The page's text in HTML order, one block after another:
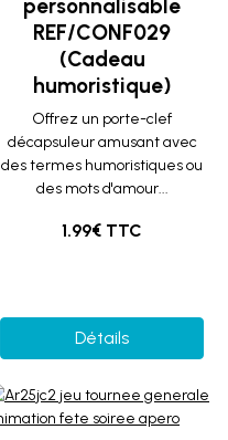
personnalisable
REF/CONF029
(Cadeau
humoristique)
Offrez un porte-clef
décapsuleur amusant avec
des termes humoristiques ou
des mots d'amour...
1.99€ TTC
Détails